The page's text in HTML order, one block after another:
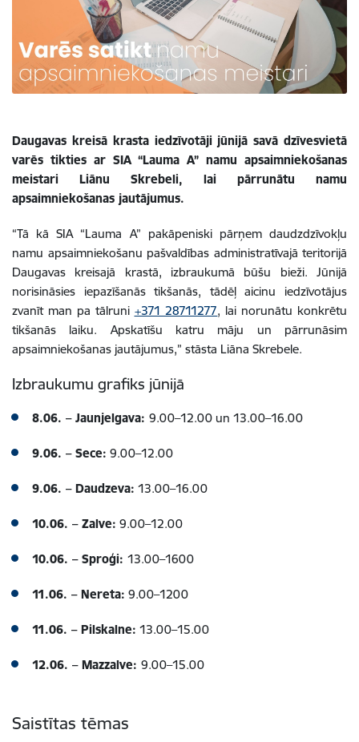
Daugavas kreisā krasta iedzīvotāji jūnijā savā dzīvesvietā
varēs tikties ar SIA “Lauma A” namu apsaimniekošanas
meistari Liānu Skrebeli, lai pārrunātu namu
apsaimniekošanas jautājumus.
“Tā kā SIA “Lauma A” pakāpeniski pārņem daudzdzīvokļu
namu apsaimniekošanu pašvaldības administratīvajā teritorijā
Daugavas kreisajā krastā, izbraukumā būšu bieži. Jūnijā
norisināsies iepazīšanās tikšanās, tādēļ aicinu iedzīvotājus
zvanīt man pa tālruni +371 28711277, lai norunātu konkrētu
tikšanās laiku. Apskatīšu katru māju un pārrunāsim
apsaimniekošanas jautājumus,” stāsta Liāna Skrebele.
Izbraukumu grafiks jūnijā
8.06. – Jaunjelgava: 9.00–12.00 un 13.00–16.00
9.06. – Sece: 9.00–12.00
9.06. – Daudzeva: 13.00–16.00
10.06. – Zalve: 9.00–12.00
10.06. – Sproģi: 13.00–1600
11.06. – Nereta: 9.00–1200
11.06. – Pilskalne: 13.00–15.00
12.06. – Mazzalve: 9.00–15.00
Saistītas tēmas